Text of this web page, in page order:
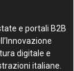
e portali B2B
digitale e
italiane.